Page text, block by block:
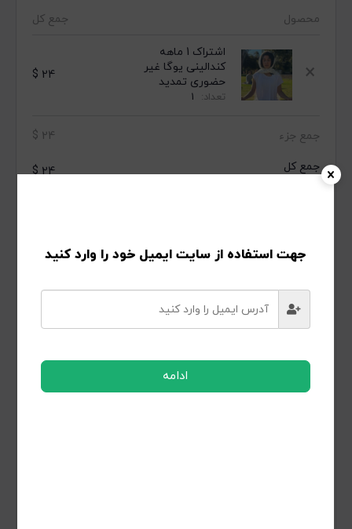
محصول جمع کل
×
اشتراک 1 ماهه
کندالینی یوگا غیر
حضوری تمدید
تعداد: 1
$ 24
جمع جزء $ 24
جمع کل $24
Click the PayPal button below to process your order.
اطلاعات شخصی شما برای پردازش سفارش شما،
جهت استفاده از سایت ایمیل خود را وارد کنید
ادامه